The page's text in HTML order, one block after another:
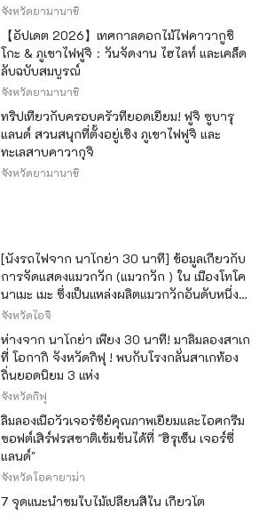
จังหวัดยามานาชิ
【อัปเดต 2026】เทศกาลดอกไม้ไฟคาวากูชิ
โกะ & ภูเขาไฟฟูจิ：วันจัดงาน ไฮไลท์ และเคล็ด
ลับฉบับสมบูรณ์
จังหวัดยามานาชิ
ทริปเที่ยวกับครอบครัวที่ยอดเยี่ยม! ฟูจิ ซูบารุ
แลนด์ สวนสนุกที่ตั้งอยู่เชิง ภูเขาไฟฟูจิ และ
ทะเลสาบคาวากุจิ
จังหวัดยามานาชิ
[นั่งรถไฟจาก นาโกย่า 30 นาที] ข้อมูลเกี่ยวกับ
การจัดแสดงแมวกวัก (แมวกวัก ) ใน เมืองโทโค
นาเมะ เมะ ซึ่งเป็นแหล่งผลิตแมวกวักอันดับหนึ่ง
ของญี่ปุ่น
จังหวัดไอจิ
ห่างจาก นาโกย่า เพียง 30 นาที! มาลิ้มลองสาเก
ที่ โอกากิ จังหวัดกิฟุ ! พบกับโรงกลั่นสาเกท้อง
ถิ่นยอดนิยม 3 แห่ง
จังหวัดกิฟุ
ลิ้มลองเนื้อวัวเจอร์ซีย์คุณภาพเยี่ยมและไอศกรีม
ซอฟต์เสิร์ฟรสชาติเข้มข้นได้ที่ "ฮิรุเซ็น เจอร์ซี่
แลนด์"
จังหวัดโอคายาม่า
7 จุดแนะนำชมใบไม้เปลี่ยนสีใน เกียวโต